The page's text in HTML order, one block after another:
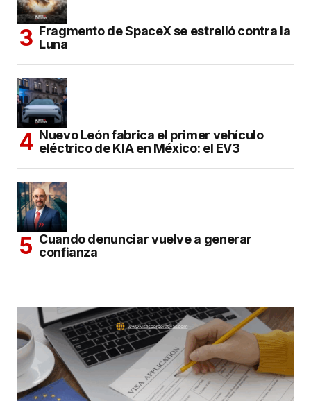
Fragmento de SpaceX se estrelló contra la
Luna
Nuevo León fabrica el primer vehículo
eléctrico de KIA en México: el EV3
Cuando denunciar vuelve a generar
confianza